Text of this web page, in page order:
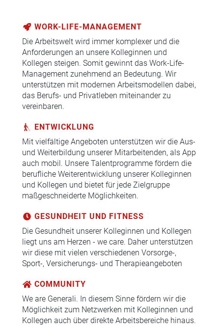
WORK-LIFE-MANAGEMENT
Die Arbeitswelt wird immer komplexer und die
Anforderungen an unsere Kolleginnen und
Kollegen steigen. Somit gewinnt das Work-Life-
Management zunehmend an Bedeutung. Wir
unterstützen mit modernen Arbeitsmodellen dabei,
das Berufs- und Privatleben miteinander zu
vereinbaren.
ENTWICKLUNG
Mit vielfältige Angeboten unterstützen wir die Aus-
und Weiterbildung unserer Mitarbeitenden, als App
auch mobil. Unsere Talentprogramme fördern die
berufliche Weiterentwicklung unserer Kolleginnen
und Kollegen und bietet für jede Zielgruppe
maßgeschneiderte Möglichkeiten.
GESUNDHEIT UND FITNESS
Die Gesundheit unserer Kolleginnen und Kollegen
liegt uns am Herzen - we care. Daher unterstützen
wir diese mit vielen verschiedenen Vorsorge-,
Sport-, Versicherungs- und Therapieangeboten
COMMUNITY
We are Generali. In diesem Sinne fördern wir die
Möglichkeit zum Netzwerken mit Kolleginnen und
Kollegen auch über direkte Arbeitsbereiche hinaus.